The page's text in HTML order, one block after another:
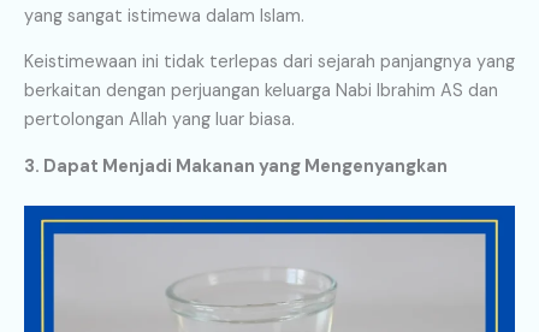
yang sangat istimewa dalam Islam.
Keistimewaan ini tidak terlepas dari sejarah panjangnya yang
berkaitan dengan perjuangan keluarga Nabi Ibrahim AS dan
pertolongan Allah yang luar biasa.
3. Dapat Menjadi Makanan yang Mengenyangkan